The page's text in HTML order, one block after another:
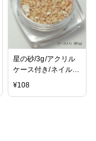
星の砂/3g/アクリル
ケース付き/ネイル/
レジン/封入/太陽の
¥108